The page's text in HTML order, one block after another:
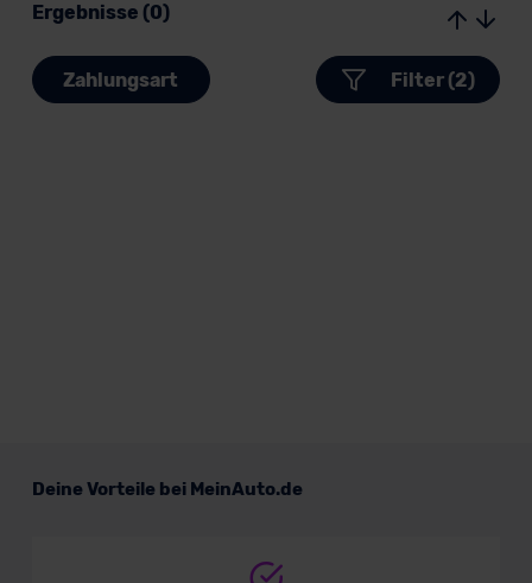
Ergebnisse (0)
Zahlungsart Filter (2)
Deine Vorteile bei MeinAuto.de